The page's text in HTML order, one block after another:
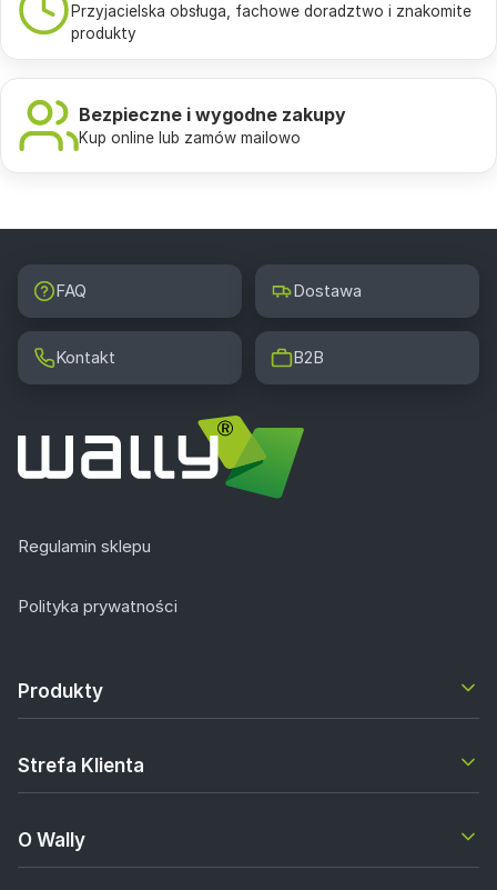
Przyjacielska obsługa, fachowe doradztwo i znakomite
produkty
Bezpieczne i wygodne zakupy
Kup online lub zamów mailowo
FAQ Dostawa
Kontakt B2B
Regulamin sklepu
Polityka prywatności
Produkty
Strefa Klienta
O Wally